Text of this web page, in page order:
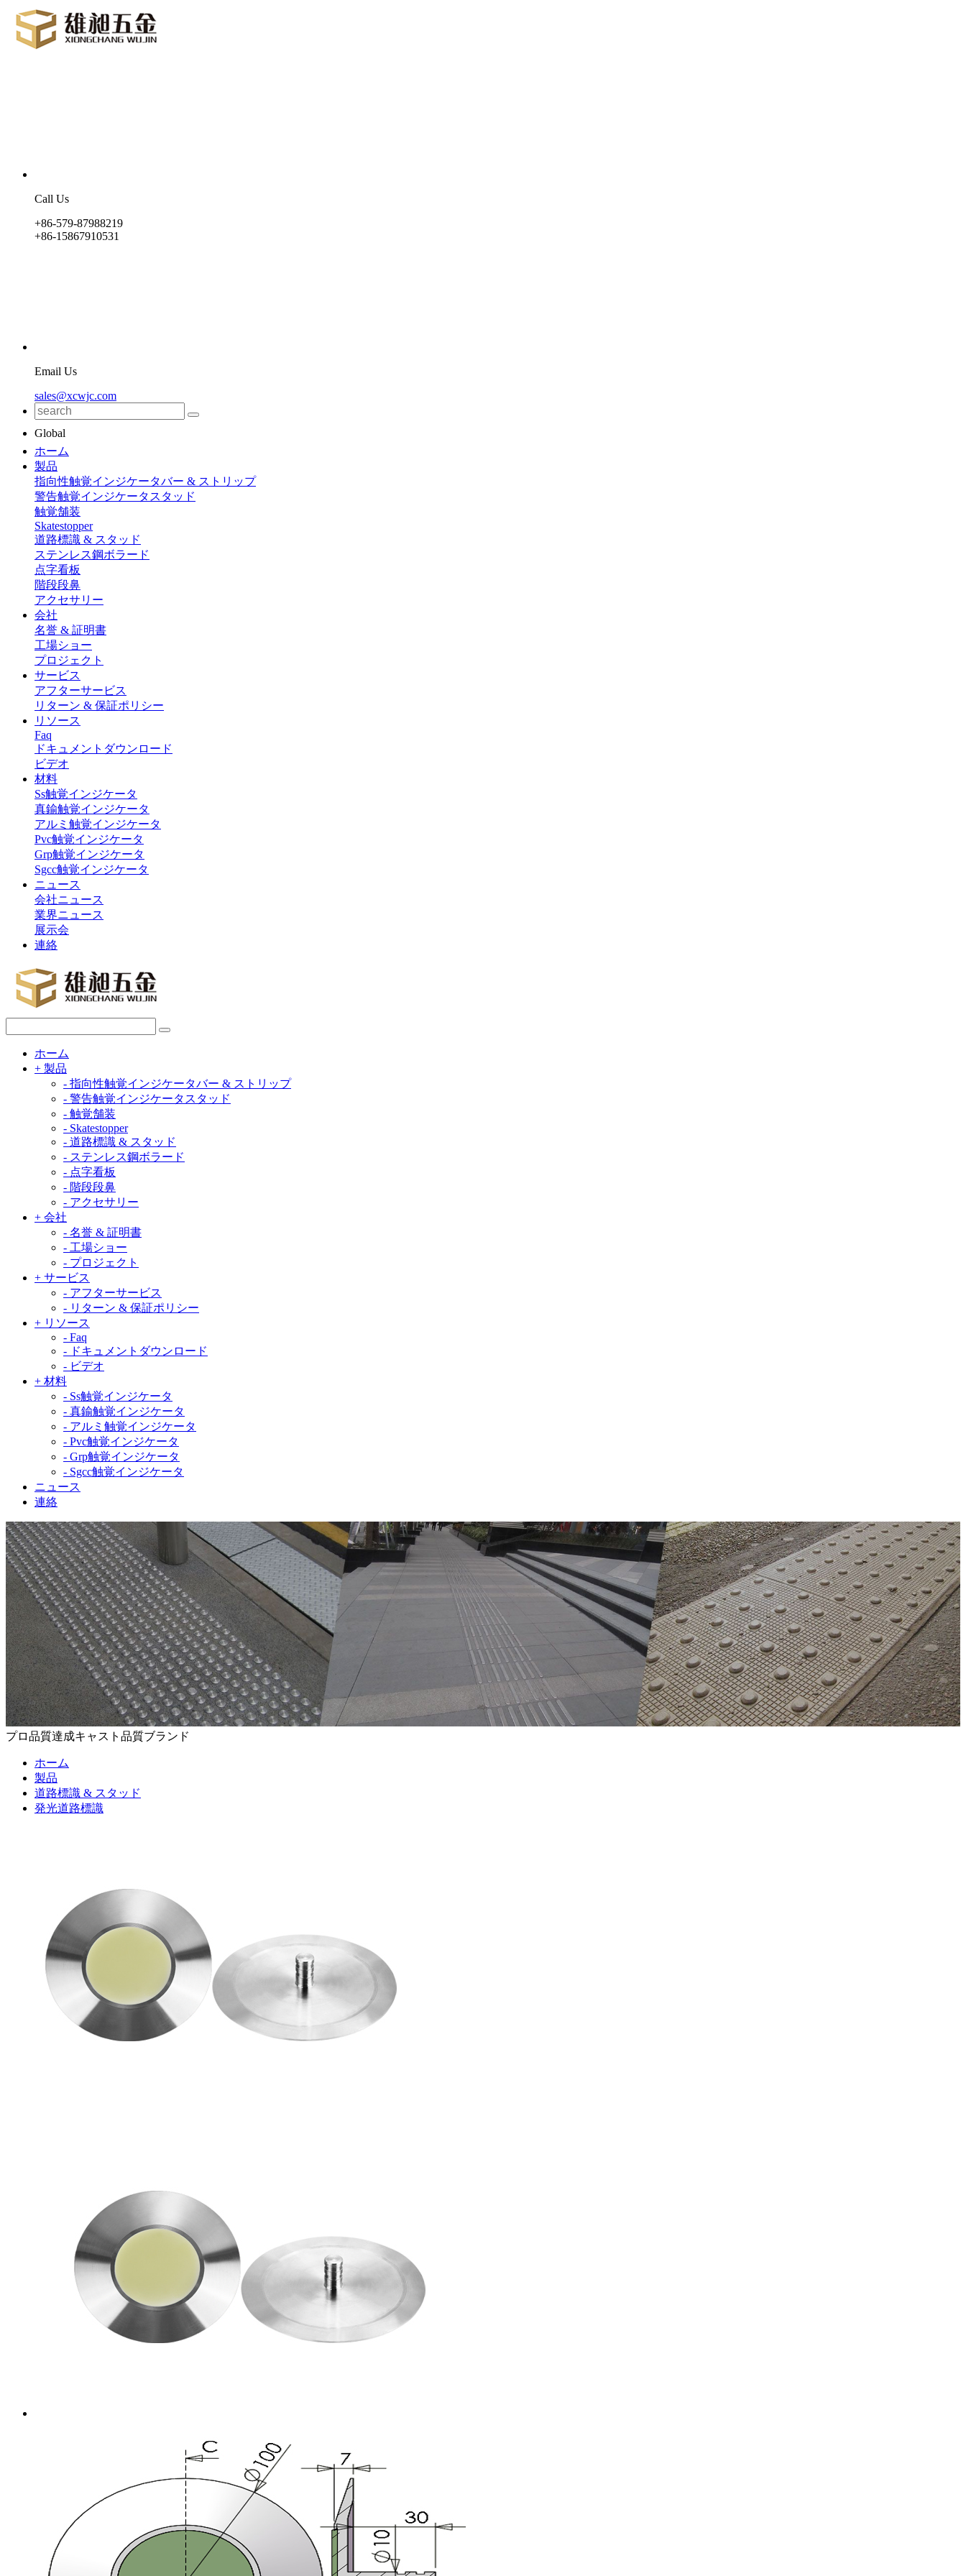
Call Us
+86-579-87988219
+86-15867910531
Email Us
sales@xcwjc.com
Global
ホーム
製品
指向性触覚インジケータバー & ストリップ
警告触覚インジケータスタッド
触覚舗装
Skatestopper
道路標識 & スタッド
ステンレス鋼ボラード
点字看板
階段段鼻
アクセサリー
会社
名誉 & 証明書
工場ショー
プロジェクト
サービス
アフターサービス
リターン & 保証ポリシー
リソース
Faq
ドキュメントダウンロード
ビデオ
材料
Ss触覚インジケータ
真鍮触覚インジケータ
アルミ触覚インジケータ
Pvc触覚インジケータ
Grp触覚インジケータ
Sgcc触覚インジケータ
ニュース
会社ニュース
業界ニュース
展示会
連絡
ホーム
+ 製品
- 指向性触覚インジケータバー & ストリップ
- 警告触覚インジケータスタッド
- 触覚舗装
- Skatestopper
- 道路標識 & スタッド
- ステンレス鋼ボラード
- 点字看板
- 階段段鼻
- アクセサリー
+ 会社
- 名誉 & 証明書
- 工場ショー
- プロジェクト
+ サービス
- アフターサービス
- リターン & 保証ポリシー
+ リソース
- Faq
- ドキュメントダウンロード
- ビデオ
+ 材料
- Ss触覚インジケータ
- 真鍮触覚インジケータ
- アルミ触覚インジケータ
- Pvc触覚インジケータ
- Grp触覚インジケータ
- Sgcc触覚インジケータ
ニュース
連絡
プロ品質達成キャスト品質ブランド
ホーム
製品
道路標識 & スタッド
発光道路標識